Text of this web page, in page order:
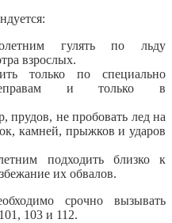
гулять по льду
взрослых.
только по специально
и только в
прудов, не пробовать лед на
камней, прыжков и ударов
подходить близко к
их обвалов.
срочно вызывать
103 и 112.